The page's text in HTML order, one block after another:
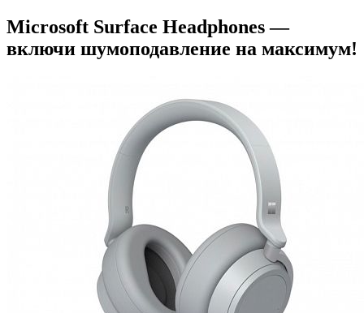
Microsoft Surface Headphones —
включи шумоподавление на максимум!